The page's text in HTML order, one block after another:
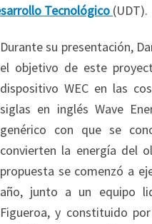
Tecnológico (UDT).
Durante su presentación,
el objetivo de este
dispositivo WEC en las
siglas en inglés Wave
genérico con que se
convierten la energía del
propuesta se comenzó a
año, junto a un equipo
Figueroa, y constituido